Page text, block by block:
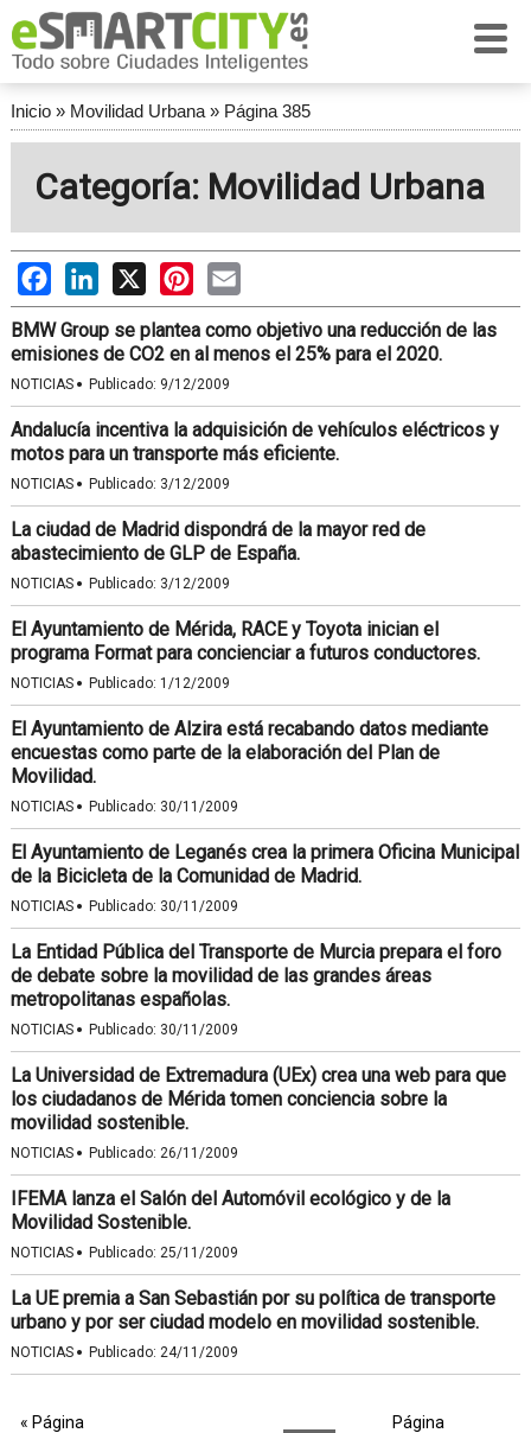
Inicio» Movilidad Urbana» Página 385
Categoría: Movilidad Urbana
FacebookLinkedIn
X PinterestEmail
BMW Group se plantea como objetivo una reducción de las
emisiones de CO2 en al menos el 25% para el 2020.
NOTICIAS · Publicado: 9/12/2009
Andalucía incentiva la adquisición de vehículos eléctricos y
motos para un transporte más eficiente.
NOTICIAS · Publicado: 3/12/2009
La ciudad de Madrid dispondrá de la mayor red de
abastecimiento de GLP de España.
NOTICIAS · Publicado: 3/12/2009
El Ayuntamiento de Mérida, RACE y Toyota inician el
programa Format para concienciar a futuros conductores.
NOTICIAS · Publicado: 1/12/2009
El Ayuntamiento de Alzira está recabando datos mediante
encuestas como parte de la elaboración del Plan de
Movilidad.
NOTICIAS · Publicado: 30/11/2009
El Ayuntamiento de Leganés crea la primera Oficina Municipal
de la Bicicleta de la Comunidad de Madrid.
NOTICIAS · Publicado: 30/11/2009
La Entidad Pública del Transporte de Murcia prepara el foro
de debate sobre la movilidad de las grandes áreas
metropolitanas españolas.
NOTICIAS · Publicado: 30/11/2009
La Universidad de Extremadura (UEx) crea una web para que
los ciudadanos de Mérida tomen conciencia sobre la
movilidad sostenible.
NOTICIAS · Publicado: 26/11/2009
IFEMA lanza el Salón del Automóvil ecológico y de la
Movilidad Sostenible.
NOTICIAS · Publicado: 25/11/2009
La UE premia a San Sebastián por su política de transporte
urbano y por ser ciudad modelo en movilidad sostenible.
NOTICIAS · Publicado: 24/11/2009
« Página
Página